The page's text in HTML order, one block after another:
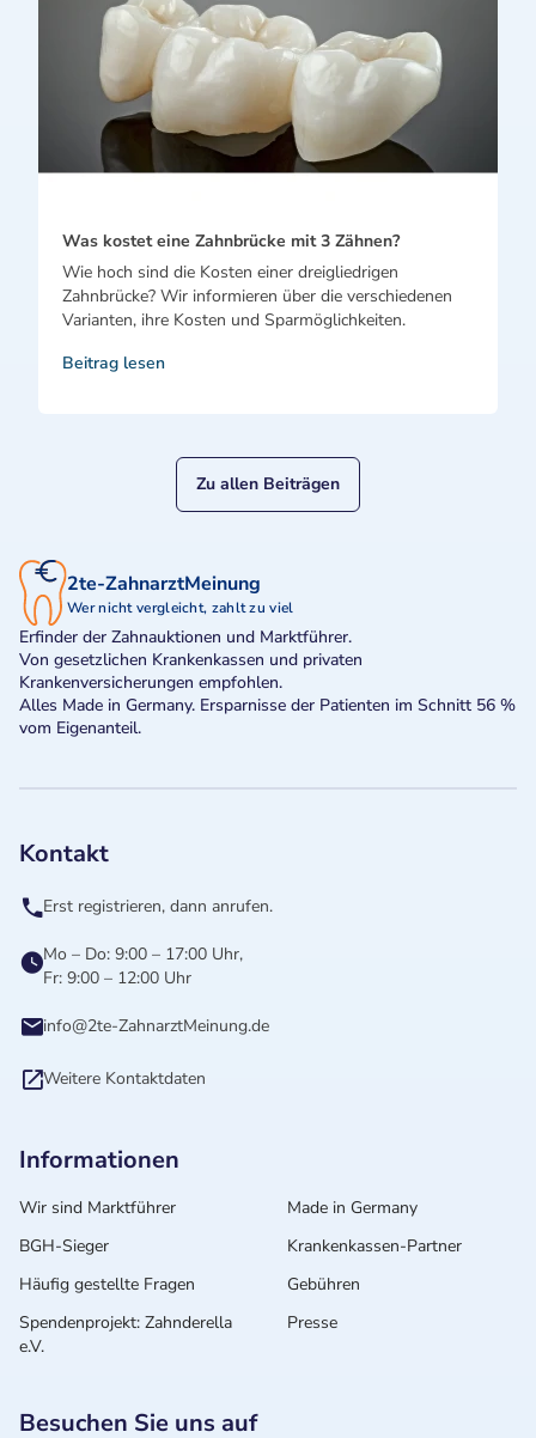
Was kostet eine Zahnbrücke mit 3 Zähnen?
Wie hoch sind die Kosten einer dreigliedrigen
Zahnbrücke? Wir informieren über die verschiedenen
Varianten, ihre Kosten und Sparmöglichkeiten.
Beitrag lesen
Zu allen Beiträgen
2te-ZahnarztMeinung
Wer nicht vergleicht, zahlt zu viel
Erfinder der Zahnauktionen und Marktführer.
Von gesetzlichen Krankenkassen und privaten
Krankenversicherungen empfohlen.
Alles Made in Germany. Ersparnisse der Patienten im Schnitt 56 %
vom Eigenanteil.
Kontakt
Erst registrieren, dann anrufen.
Mo – Do: 9:00 – 17:00 Uhr,
Fr: 9:00 – 12:00 Uhr
info@2te-ZahnarztMeinung.de
Weitere Kontaktdaten
Informationen
Wir sind Marktführer
Made in Germany
BGH-Sieger
Krankenkassen-Partner
Häufig gestellte Fragen
Gebühren
Spendenprojekt: Zahnderella
e.V.
Presse
Besuchen Sie uns auf